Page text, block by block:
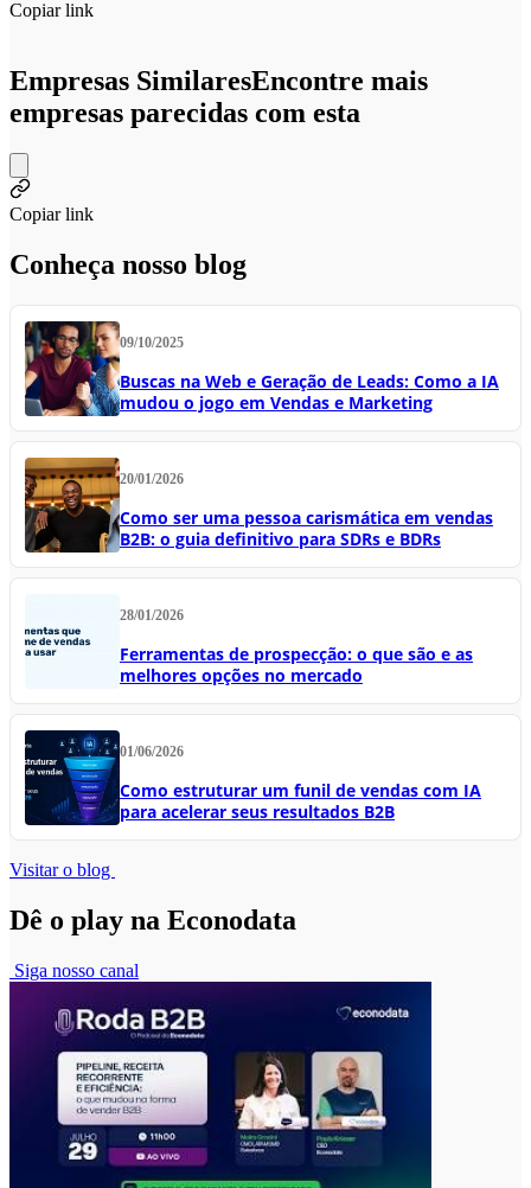
Copiar link
Empresas SimilaresEncontre mais
empresas parecidas com esta
Copiar link
Conheça nosso blog
09/10/2025
Buscas na Web e Geração de Leads: Como a IA
mudou o jogo em Vendas e Marketing
20/01/2026
Como ser uma pessoa carismática em vendas
B2B: o guia definitivo para SDRs e BDRs
28/01/2026
Ferramentas de prospecção: o que são e as
melhores opções no mercado
01/06/2026
Como estruturar um funil de vendas com IA
para acelerar seus resultados B2B
Visitar o blog
Dê o play na Econodata
Siga nosso canal